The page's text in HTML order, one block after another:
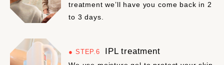
treatment we’ll have you come back in 2
to 3 days.
STEP.6 IPL treatment